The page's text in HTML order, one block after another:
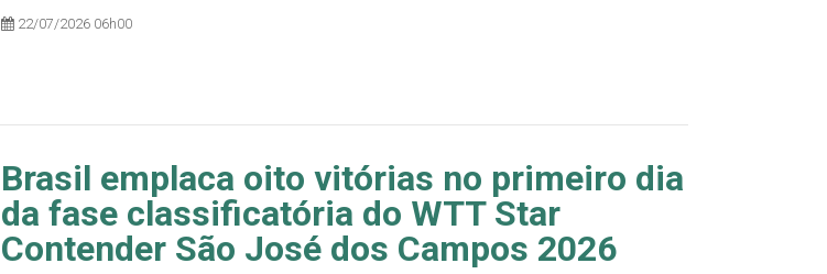
22/07/2026 06h00
Brasil emplaca oito vitórias no primeiro dia
da fase classificatória do WTT Star
Contender São José dos Campos 2026